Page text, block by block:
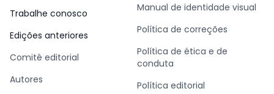
Trabalhe conosco
Edições anteriores
Comitê editorial
Autores
Manual de identidade visual
Política de correções
Política de ética e de
conduta
Política editorial